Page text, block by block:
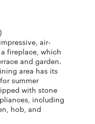
air-
fireplace, which
and garden.
area has its
summer
with stone
including
hob, and